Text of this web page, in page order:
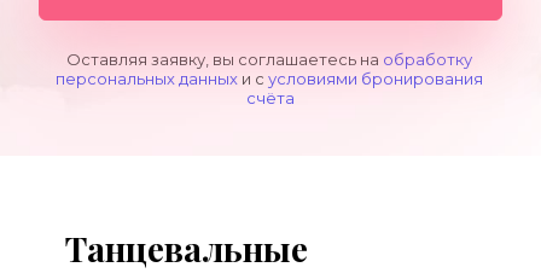
Оставляя заявку, вы соглашаетесь на обработку
персональных данных и с условиями бронирования
счёта
Танцевальные